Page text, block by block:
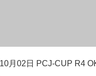
月02日 PCJ-CUP R4